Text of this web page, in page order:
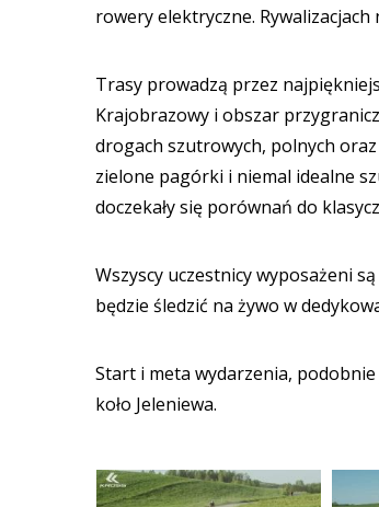
rowery elektryczne.
Trasy prowadzą przez
Krajobrazowy i obszar
drogach szutrowych, polnych oraz
zielone pagórki i niemal idealne
doczekały się porównań do
Wszyscy uczestnicy wyposażeni
będzie śledzić na żywo w
Start i meta wydarzenia,
koło Jeleniewa.